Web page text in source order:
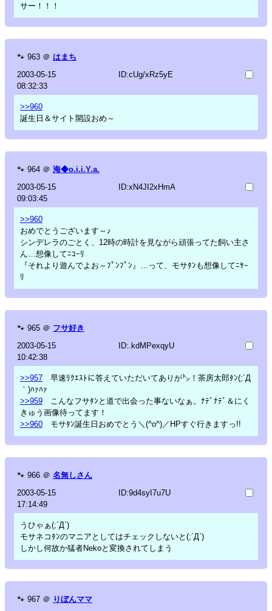
サー！！！
🐾 963 ＠ はまち
2003-05-15
08:32:33
ID:cUg/xRz5yE
>>960
誕生日＆サイト開設おめ～
🐾 964 ＠ 海◆o.i.i.Y.a.
2003-05-15
09:03:45
ID:xN4JI2xHmA
>>960
おめでとうございます～♪
シンデレラのごとく、12時の時計を見ながら頑張ってた飼い主さ
ん…想像してﾆｺｰﾘ
『それより遊んでよお～ﾌﾟﾝﾌﾟﾝ』…って、モサﾀﾝも想像してﾆﾔｰ
ﾘ
🐾 965 ＠ フサ好き
2003-05-15
10:42:38
ID:.kdMPexqyU
>>957 早速ﾘｸｴｽﾄに答えていただいてありが㌧！茶房太郎ﾀﾝ(;´Д
｀)ﾊｧﾊｧ
>>959 こんなフサﾀﾝと道で出会った事ないなぁ。ﾅﾃﾞﾅﾃﾞ＆にく
きゅう画像待ってます！
>>960 モサﾀﾝ誕生日おめでとう＼(^o^)／HPすぐ行きますっ!!
🐾 966 ＠ 名無しさん
2003-05-15
17:14:49
ID:9d4syI7u7U
うひゃぁ(;´Д`)
モサネコﾀﾝのマニアとしてはチェックしないと(;´Д`)
しかし何故か猛者Nekoと変換されてしまう
🐾 967 ＠ りぼんママ